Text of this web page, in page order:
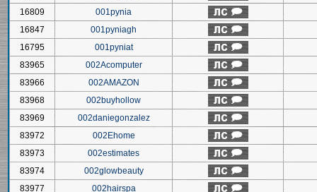
16809
001pynia
16847
001pyniagh
16795
001pyniat
83965
002Acomputer
83966
002AMAZON
83968
002buyhollow
83969
002daniegonzalez
83972
002Ehome
83973
002estimates
83974
002glowbeauty
83977
002hairspa